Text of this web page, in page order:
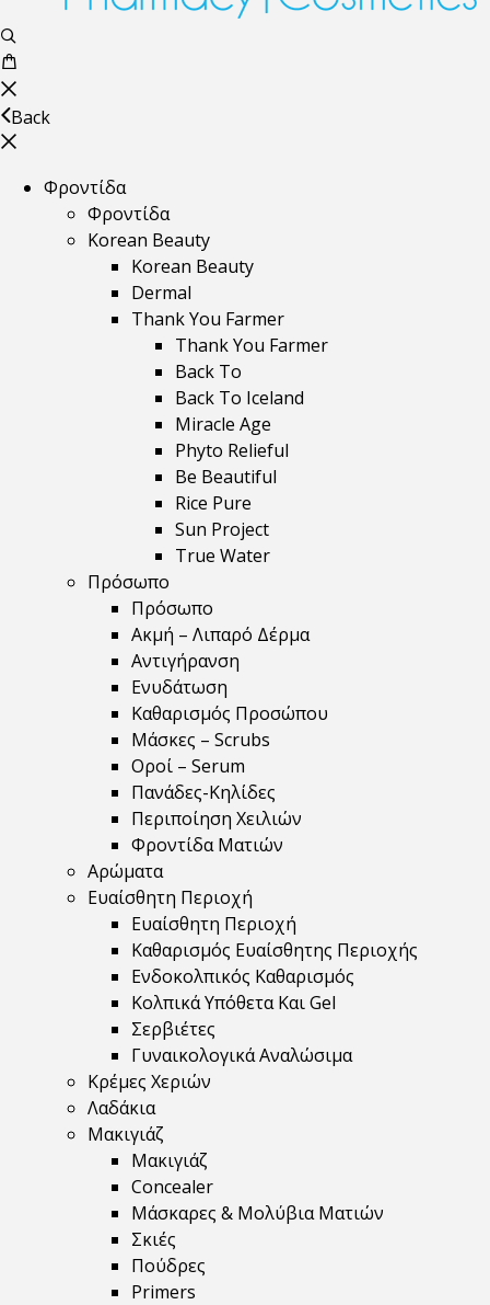
Back
Φροντίδα
Φροντίδα
Korean Beauty
Korean Beauty
Dermal
Thank You Farmer
Thank You Farmer
Back To
Back To Iceland
Miracle Age
Phyto Relieful
Be Beautiful
Rice Pure
Sun Project
True Water
Πρόσωπο
Πρόσωπο
Ακμή – Λιπαρό Δέρμα
Αντιγήρανση
Ενυδάτωση
Καθαρισμός Προσώπου
Μάσκες – Scrubs
Οροί – Serum
Πανάδες-Κηλίδες
Περιποίηση Χειλιών
Φροντίδα Ματιών
Αρώματα
Ευαίσθητη Περιοχή
Ευαίσθητη Περιοχή
Καθαρισμός Ευαίσθητης Περιοχής
Ενδοκολπικός Καθαρισμός
Κολπικά Υπόθετα Και Gel
Σερβιέτες
Γυναικολογικά Αναλώσιμα
Κρέμες Χεριών
Λαδάκια
Μακιγιάζ
Μακιγιάζ
Concealer
Μάσκαρες & Μολύβια Ματιών
Σκιές
Πούδρες
Primers